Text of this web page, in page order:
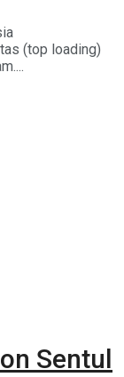
(top loading)
Sentul